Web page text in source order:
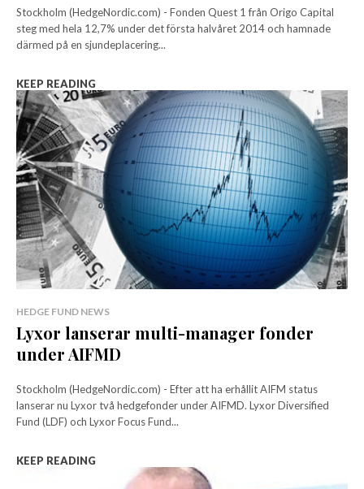
Stockholm (HedgeNordic.com) - Fonden Quest 1 från Origo Capital
steg med hela 12,7% under det första halvåret 2014 och hamnade
därmed på en sjundeplacering...
KEEP READING
HEDGE FUND NEWS
Lyxor lanserar multi-manager fonder
under AIFMD
Stockholm (HedgeNordic.com) - Efter att ha erhållit AIFM status
lanserar nu Lyxor två hedgefonder under AIFMD. Lyxor Diversified
Fund (LDF) och Lyxor Focus Fund...
KEEP READING